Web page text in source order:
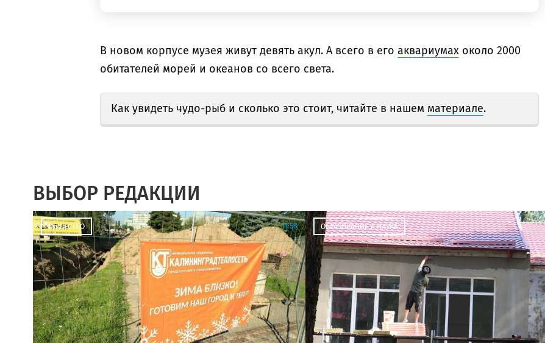
В новом корпусе музея живут девять акул. А всего в его аквариумах около 2000
обитателей морей и океанов со всего света.
Как увидеть чудо-рыб и сколько это стоит, читайте в нашем материале.
ВЫБОР РЕДАКЦИИ
ОБЩЕСТВО 11:58 ОБРАЗОВАНИЕ И НАУКА